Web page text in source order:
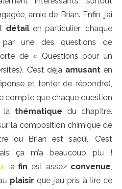
amie de Brian. Enfin, j’ai
détail en particulier: chaque
une des questions de
de « Questions pour un
C’est déjà amusanten
et tenter de répondre),
compte que chaque question
la thématique du chapitre.
la composition chimique de
ou Brian est saoûl. C’est
ça m’a beaucoup plu !
, lafin est assez convenue,
plaisir que j’au pris à lire ce